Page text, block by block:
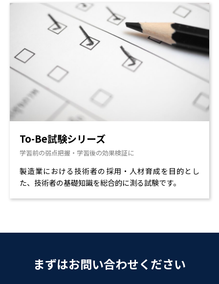
To-Be試験シリーズ
学習前の弱点把握・学習後の効果検証に
製造業における技術者の採用・人材育成を目的とし
た、技術者の基礎知識を総合的に測る試験です。
まずはお問い合わせください